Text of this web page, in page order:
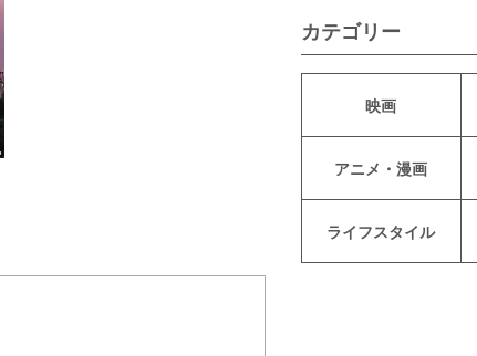
カテゴリー
映画
アニメ・漫画
ライフスタイル